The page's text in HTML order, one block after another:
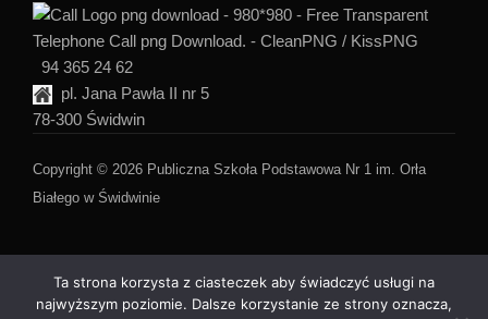
94 365 24 62
pl. Jana Pawła II nr 5
78-300 Świdwin
Copyright © 2026 Publiczna Szkoła Podstawowa Nr 1 im. Orła
Białego w Świdwinie
Ta strona korzysta z ciasteczek aby świadczyć usługi na
najwyższym poziomie. Dalsze korzystanie ze strony oznacza,